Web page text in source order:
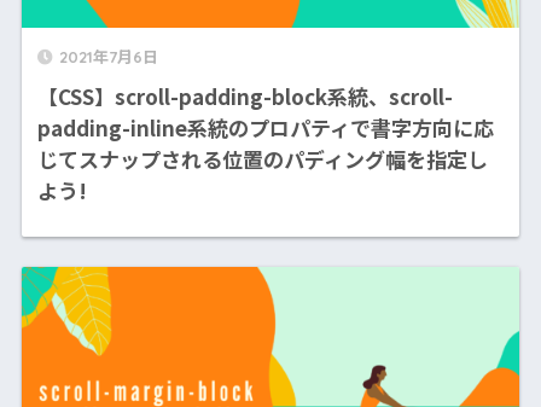
2021年7月6日
【CSS】scroll-padding-block系統、scroll-
padding-inline系統のプロパティで書字方向に応
じてスナップされる位置のパディング幅を指定し
よう!